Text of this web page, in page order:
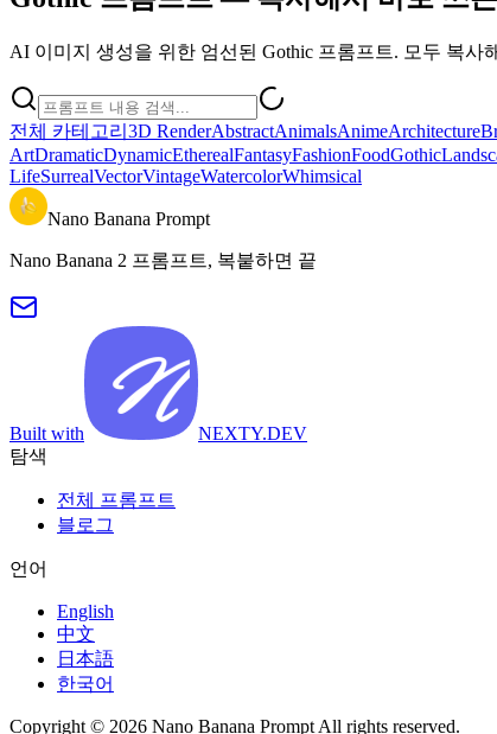
AI 이미지 생성을 위한 엄선된 Gothic 프롬프트. 모두 복사
전체 카테고리 3D RenderAbstractAnimalsAnimeArchitecture
ArtDramaticDynamicEtherealFantasyFashionFoodGothic
LifeSurrealVectorVintageWatercolorWhimsical
Nano Banana Prompt
Nano Banana 2 프롬프트, 복붙하면 끝
Built with
NEXTY.DEV
탐색
전체 프롬프트
블로그
언어
English
中文
日本語
한국어
Copyright © 2026 Nano Banana Prompt All rights reserved.